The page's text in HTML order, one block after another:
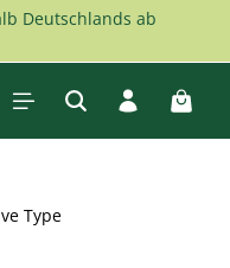
Deutschlands ab
Type